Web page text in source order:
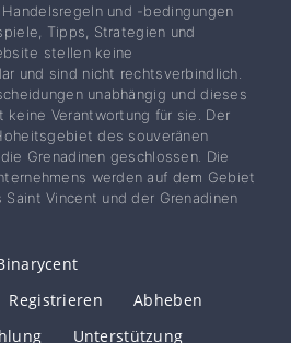
und -bedingungen
Tipps, Strategien und
stellen keine
und sind nicht rechtsverbindlich.
unabhängig und dieses
keine Verantwortung für sie. Der
des souveränen
Grenadinen geschlossen. Die
werden auf dem Gebiet
Vincent und der Grenadinen
Registrieren
Abheben
Unterstützung